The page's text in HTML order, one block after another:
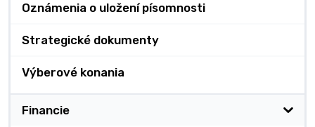
Oznámenia o uložení písomnosti
Strategické dokumenty
Výberové konania
Financie